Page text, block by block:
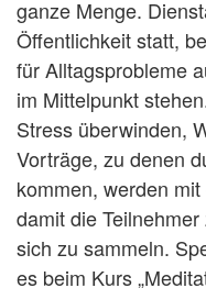
ganze Menge.
Öffentlichkeit statt,
für Alltagsprobleme
im Mittelpunkt
Stress überwinden,
Vorträge, zu denen
kommen, werden
damit die
sich zu sammeln.
es beim Kurs